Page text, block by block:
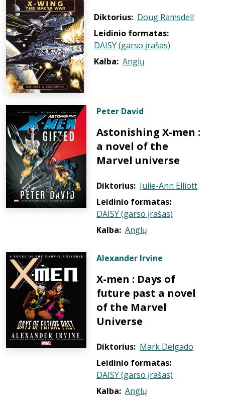
Diktorius: Doug Ramsdell
Leidinio formatas:
DAISY (garso įrašas)
Kalba: Anglų
Peter David
Astonishing X-men :
a novel of the
Marvel universe
Diktorius: Julie-Ann Elliott
Leidinio formatas:
DAISY (garso įrašas)
Kalba: Anglų
Alexander Irvine
X-men : Days of
future past a novel
of the Marvel
Universe
Diktorius: Mark Delgado
Leidinio formatas:
DAISY (garso įrašas)
Kalba: Anglų